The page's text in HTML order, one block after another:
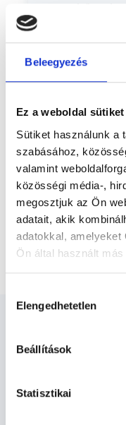
Beleegyezés
Ez a weboldal
Sütiket használunk a
szabásához,
valamint
közösségi média-,
megosztjuk az Ön
adatait, akik
adatokkal, amelyeket
Ön által használt
szabályzat:https://
kiválasztása
Elengedhetetlen
Beállítások
Statisztikai
Előző* Szakorvos jelölt
orvos, aki jogszabályok
önállóan nem végezhető
felelősséggel tartozik és
szolgáltató szakorvosa az
szakorvosjelölt önállóan
felelősségét kizárja
és szakorvosjelölt esetén.
Főoldal
Komputeres
(3 db anyajegyig)